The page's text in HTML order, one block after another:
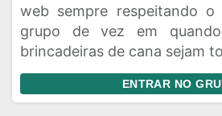
web sempre respeitando o
grupo de vez em
brincadeiras de cana sejam
ENTRAR NO